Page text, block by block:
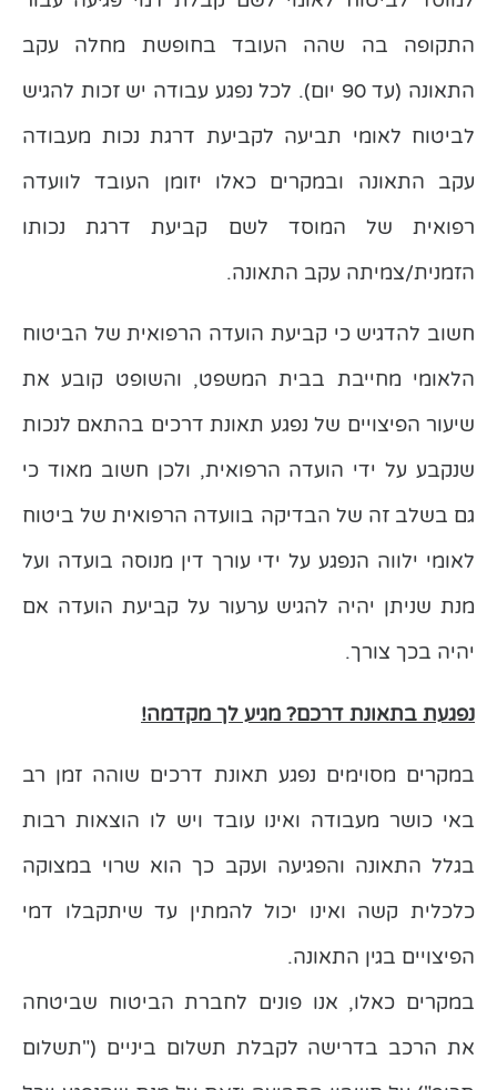
התקופה בה שהה העובד בחופשת מחלה עקב
התאונה (עד 90 יום). לכל נפגע עבודה יש זכות להגיש
לביטוח לאומי תביעה לקביעת דרגת נכות מעבודה
עקב התאונה ובמקרים כאלו יזומן העובד לוועדה
רפואית של המוסד לשם קביעת דרגת נכותו
הזמנית/צמיתה עקב התאונה.
חשוב להדגיש כי קביעת הועדה הרפואית של הביטוח
הלאומי מחייבת בבית המשפט, והשופט קובע את
שיעור הפיצויים של נפגע תאונת דרכים בהתאם לנכות
שנקבע על ידי הועדה הרפואית, ולכן חשוב מאוד כי
גם בשלב זה של הבדיקה בוועדה הרפואית של ביטוח
לאומי ילווה הנפגע על ידי עורך דין מנוסה בועדה ועל
מנת שניתן יהיה להגיש ערעור על קביעת הועדה אם
יהיה בכך צורך.
נפגעת בתאונת דרכם? מגיע לך מקדמה!
במקרים מסוימים נפגע תאונת דרכים שוהה זמן רב
באי כושר מעבודה ואינו עובד ויש לו הוצאות רבות
בגלל התאונה והפגיעה ועקב כך הוא שרוי במצוקה
כלכלית קשה ואינו יכול להמתין עד שיתקבלו דמי
הפיצויים בגין התאונה.
במקרים כאלו, אנו פונים לחברת הביטוח שביטחה
את הרכב בדרישה לקבלת תשלום ביניים ("תשלום